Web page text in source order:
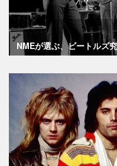
NMEが選ぶ、ビートルズ